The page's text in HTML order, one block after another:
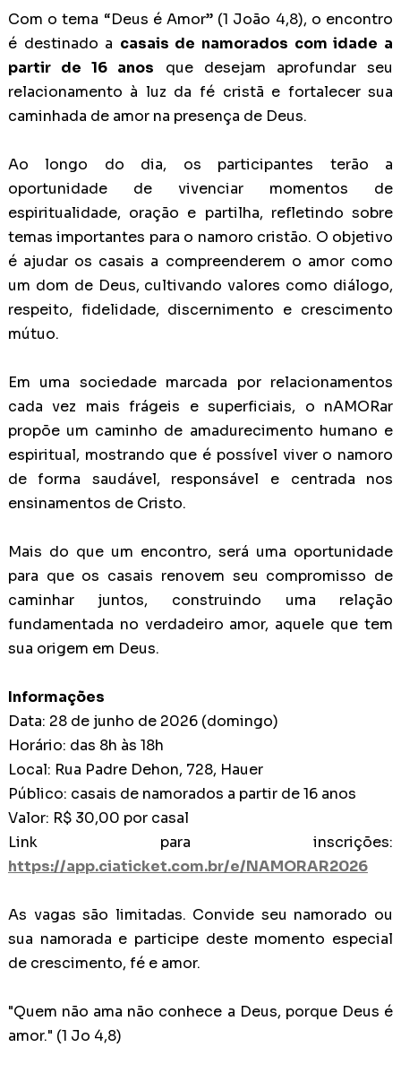
Com o tema “Deus é Amor” (1 João 4,8), o encontro
é destinado a casais de namorados com idade a
partir de 16 anos que desejam aprofundar seu
relacionamento à luz da fé cristã e fortalecer sua
caminhada de amor na presença de Deus.
Ao longo do dia, os participantes terão a
oportunidade de vivenciar momentos de
espiritualidade, oração e partilha, refletindo sobre
temas importantes para o namoro cristão. O objetivo
é ajudar os casais a compreenderem o amor como
um dom de Deus, cultivando valores como diálogo,
respeito, fidelidade, discernimento e crescimento
mútuo.
Em uma sociedade marcada por relacionamentos
cada vez mais frágeis e superficiais, o nAMORar
propõe um caminho de amadurecimento humano e
espiritual, mostrando que é possível viver o namoro
de forma saudável, responsável e centrada nos
ensinamentos de Cristo.
Mais do que um encontro, será uma oportunidade
para que os casais renovem seu compromisso de
caminhar juntos, construindo uma relação
fundamentada no verdadeiro amor, aquele que tem
sua origem em Deus.
Informações
Data: 28 de junho de 2026 (domingo)
Horário: das 8h às 18h
Local: Rua Padre Dehon, 728, Hauer
Público: casais de namorados a partir de 16 anos
Valor: R$ 30,00 por casal
Link para inscrições:
https://app.ciaticket.com.br/e/NAMORAR2026
As vagas são limitadas. Convide seu namorado ou
sua namorada e participe deste momento especial
de crescimento, fé e amor.
"Quem não ama não conhece a Deus, porque Deus é
amor." (1 Jo 4,8)